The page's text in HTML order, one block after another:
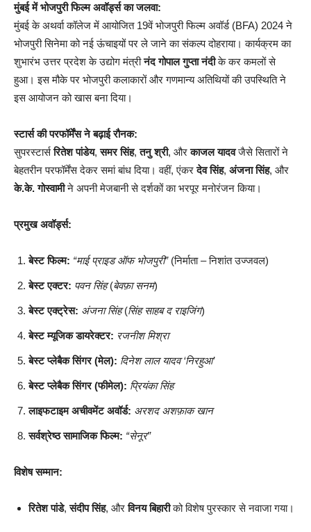
मुंबई में भोजपुरी फिल्म अवॉर्ड्स का जलवा:
मुंबई के अथर्वा कॉलेज में आयोजित 19वें भोजपुरी फिल्म अवॉर्ड (BFA) 2024 ने
भोजपुरी सिनेमा को नई ऊंचाइयों पर ले जाने का संकल्प दोहराया। कार्यक्रम का
शुभारंभ उत्तर प्रदेश के उद्योग मंत्रीनंद गोपाल गुप्ता नंदीके कर कमलों से
हुआ। इस मौके पर भोजपुरी कलाकारों और गणमान्य अतिथियों की उपस्थिति ने
इस आयोजन को खास बना दिया।
स्टार्स की परफॉर्मेंस ने बढ़ाई रौनक:
सुपरस्टार्सरितेश पांडेय,समर सिंह,तनु श्री, औरकाजल यादवजैसे सितारों ने
बेहतरीन परफॉर्मेंस देकर समां बांध दिया। वहीं, एंकरदेव सिंह, अंजना सिंह, और
के.के. गोस्वामीने अपनी मेजबानी से दर्शकों का भरपूर मनोरंजन किया।
प्रमुख अवॉर्ड्स:
बेस्ट फिल्म: “माई प्राइड ऑफ भोजपुरी”(निर्माता – निशांत उज्जवल)
बेस्ट एक्टर: पवन सिंह(बेवफ़ा सनम)
बेस्ट एक्ट्रेस: अंजना सिंह(सिंह साहब द राइजिंग)
बेस्ट म्यूजिक डायरेक्टर: रजनीश मिश्रा
बेस्ट प्लेबैक सिंगर (मेल): दिनेश लाल यादव ‘निरहुआ’
बेस्ट प्लेबैक सिंगर (फीमेल): प्रियंका सिंह
लाइफटाइम अचीवमेंट अवॉर्ड: अरशद अशफ़ाक खान
सर्वश्रेष्ठ सामाजिक फिल्म: “सेनूर”
विशेष सम्मान:
रितेश पांडे,संदीप सिंह, औरविनय बिहारीको विशेष पुरस्कार से नवाजा गया।